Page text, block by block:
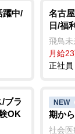
躍中/
名古
日/福
飛鳥
月給
正社員
ブラ
OK
NEW
期か
社会